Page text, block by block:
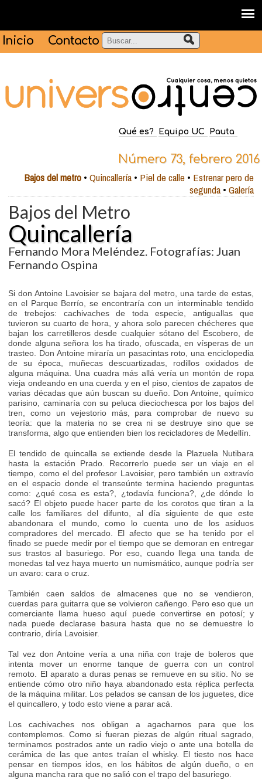
Inicio Contacto
Qué es? Equipo UC Pauta
Número 73, febrero 2016
Bajos del metro• Quincallería• Piel de calle• Estrenar pero de
segunda• Galería
Bajos del Metro
Quincallería
Fernando Mora Meléndez. Fotografías: Juan
Fernando Ospina
Si don Antoine Lavoisier se bajara del metro, una tarde de estas,
en el Parque Berrío, se encontraría con un interminable tendido
de trebejos: cachivaches de toda especie, antiguallas que
tuvieron su cuarto de hora, y ahora solo parecen chécheres que
bajan los carretilleros desde cualquier sótano del Escobero, de
donde alguna señora los ha tirado, ofuscada, en vísperas de un
trasteo. Don Antoine miraría un pasacintas roto, una enciclopedia
de su época, muñecas descuartizadas, rodillos oxidados de
alguna máquina. Una cuadra más allá vería un montón de ropa
vieja ondeando en una cuerda y en el piso, cientos de zapatos de
varias décadas que aún buscan su dueño. Don Antoine, químico
parisino, caminaría con su peluca dieciochesca por los bajos del
tren, como un vejestorio más, para comprobar de nuevo su
teoría: que la materia no se crea ni se destruye sino que se
transforma, algo que entienden bien los recicladores de Medellín.
El tendido de quincalla se extiende desde la Plazuela Nutibara
hasta la estación Prado. Recorrerlo puede ser un viaje en el
tiempo, como el del profesor Lavoisier, pero también un extravío
en el espacio donde el transeúnte termina haciendo preguntas
como: ¿qué cosa es esta?, ¿todavía funciona?, ¿de dónde lo
sacó? El objeto puede hacer parte de los corotos que tiran a la
calle los familiares del difunto, al día siguiente de que este
abandonara el mundo, como lo cuenta uno de los asiduos
compradores del mercado. El afecto que se ha tenido por el
finado se puede medir por el tiempo que se demoran en entregar
sus trastos al basuriego. Por eso, cuando llega una tanda de
monedas tal vez haya muerto un numismático, aunque podría ser
un avaro: cara o cruz.
También caen saldos de almacenes que no se vendieron,
cuerdas para guitarra que se volvieron cañengo. Pero eso que un
comerciante llama hueso aquí puede convertirse en potosí; y
nada puede declarase basura hasta que no se demuestre lo
contrario, diría Lavoisier.
Tal vez don Antoine vería a una niña con traje de boleros que
intenta mover un enorme tanque de guerra con un control
remoto. El aparato a duras penas se remueve en su sitio. No se
entiende cómo otro niño haya abandonado esta réplica perfecta
de la máquina militar. Los pelados se cansan de los juguetes, dice
el quincallero, y todo esto viene a parar acá.
Los cachivaches nos obligan a agacharnos para que los
contemplemos. Como si fueran piezas de algún ritual sagrado,
terminamos postrados ante un radio viejo o ante una botella de
cerámica de las que antes traían el whisky. El tiesto nos hace
pensar en tiempos idos, en los hábitos de algún dueño, o en
alguna mancha rara que no salió con el trapo del basuriego.